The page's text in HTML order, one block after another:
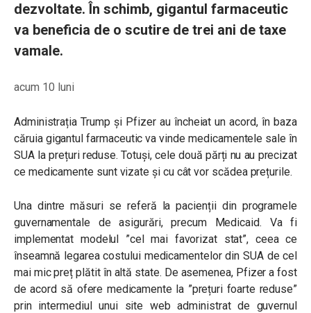
dezvoltate. În schimb, gigantul farmaceutic
va beneficia de o scutire de trei ani de taxe
vamale.
acum 10 luni
Administrația Trump și Pfizer au încheiat un acord, în baza
căruia gigantul farmaceutic va vindemedicamentele sale în
SUA la prețuri reduse. Totuși, cele două părți nu au precizat
ce medicamente sunt vizate și cu cât vor scădea prețurile.
Una dintre măsuri se referă lapacienții din programele
guvernamentale de asigurări, precum Medicaid. Va fi
implementat modelul ”cel mai favorizat stat”, ceea ce
înseamnă legarea costului medicamentelor din SUA de cel
mai mic preț plătit în altă state. De asemenea, Pfizer a fost
de acord să ofere medicamente la ”prețuri foarte reduse”
prin intermediul unui site web administrat de guvernul